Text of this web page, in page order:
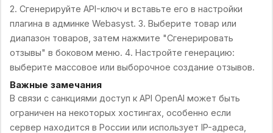
2. Сгенерируйте API-ключ и вставьте его в настройки
плагина в админке Webasyst. 3. Выберите товар или
диапазон товаров, затем нажмите "Сгенерировать
отзывы" в боковом меню. 4. Настройте генерацию:
выберите массовое или выборочное создание отзывов.
Важные замечания
В связи с санкциями доступ к API OpenAI может быть
ограничен на некоторых хостингах, особенно если
сервер находится в России или использует IP-адреса,